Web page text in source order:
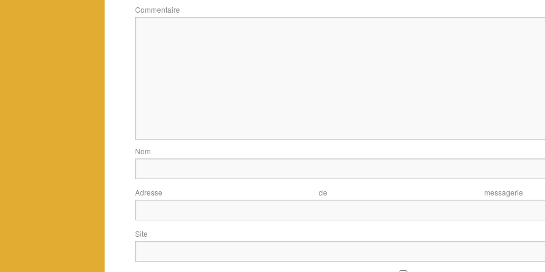
Commentaire
Adresse de
Site